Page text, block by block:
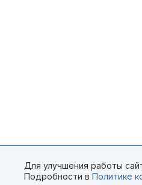
Для улучшения работы
Подробности в Политике